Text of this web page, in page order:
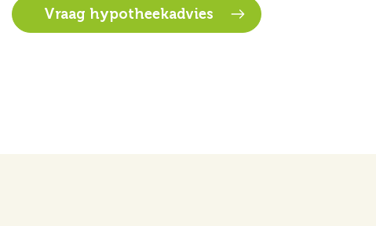
Vraag hypotheekadvies